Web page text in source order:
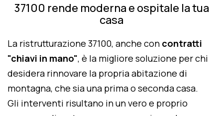
37100 rende moderna e ospitale la tua
casa
La ristrutturazione 37100, anche con contratti
"chiavi in mano", è la migliore soluzione per chi
desidera rinnovare la propria abitazione di
montagna, che sia una prima o seconda casa.
Gli interventi risultano in un vero e proprio